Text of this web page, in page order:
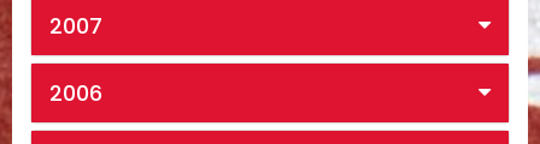
2007
2006